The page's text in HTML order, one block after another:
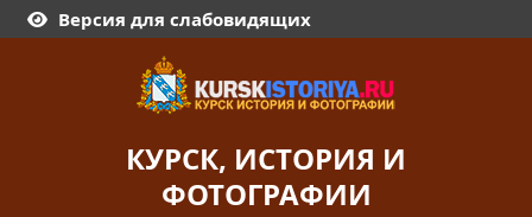
Версия для слабовидящих
КУРСК, ИСТОРИЯ И
ФОТОГРАФИИ